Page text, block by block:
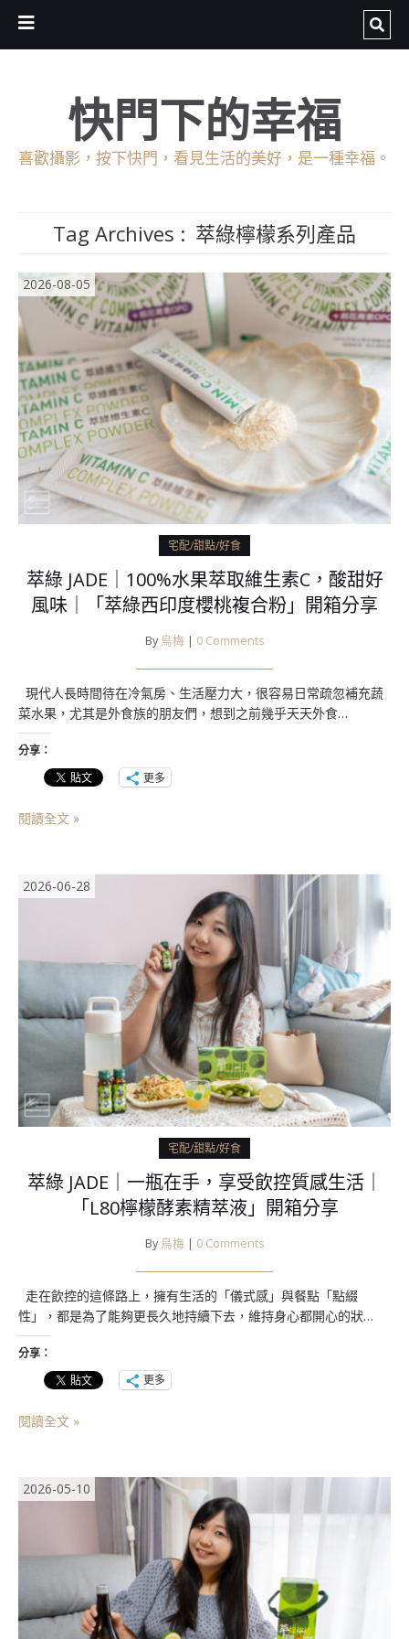
快門下的幸福
喜歡攝影，按下快門，看見生活的美好，是一種幸福。
Tag Archives : 萃綠檸檬系列產品
2026-08-05
宅配/甜點/好食
萃綠 JADE｜100%水果萃取維生素C，酸甜好
風味｜「萃綠西印度櫻桃複合粉」開箱分享
By 烏梅 | 0 Comments
現代人長時間待在冷氣房、生活壓力大，很容易日常疏忽補充蔬
菜水果，尤其是外食族的朋友們，想到之前幾乎天天外食…
分享：
更多
閱讀全文 »
2026-06-28
宅配/甜點/好食
萃綠 JADE｜一瓶在手，享受飲控質感生活｜
「L80檸檬酵素精萃液」開箱分享
By 烏梅 | 0 Comments
走在飲控的這條路上，擁有生活的「儀式感」與餐點「點綴
性」，都是為了能夠更長久地持續下去，維持身心都開心的狀…
分享：
更多
閱讀全文 »
2026-05-10